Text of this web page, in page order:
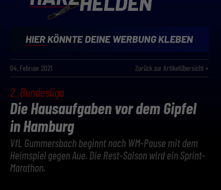
04. Februar 2021 Zurück zur Artikelübersicht »
2. Bundesliga
Die Hausaufgaben vor dem Gipfel
in Hamburg
VfL Gummersbach beginnt nach WM-Pause mit dem
Heimspiel gegen Aue. Die Rest-Saison wird ein Sprint-
Marathon.